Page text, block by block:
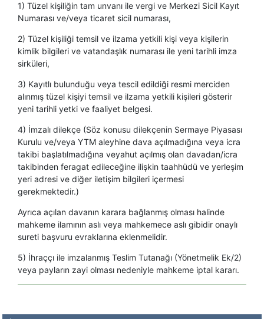
1) Tüzel kişiliğin tam unvanı ile vergi ve Merkezi Sicil Kayıt
Numarası ve/veya ticaret sicil numarası,
2) Tüzel kişiliği temsil ve ilzama yetkili kişi veya kişilerin
kimlik bilgileri ve vatandaşlık numarası ile yeni tarihli imza
sirküleri,
3) Kayıtlı bulunduğu veya tescil edildiği resmi merciden
alınmış tüzel kişiyi temsil ve ilzama yetkili kişileri gösterir
yeni tarihli yetki ve faaliyet belgesi.
4) İmzalı dilekçe (Söz konusu dilekçenin Sermaye Piyasası
Kurulu ve/veya YTM aleyhine dava açılmadığına veya icra
takibi başlatılmadığına veyahut açılmış olan davadan/icra
takibinden feragat edileceğine ilişkin taahhüdü ve yerleşim
yeri adresi ve diğer iletişim bilgileri içermesi
gerekmektedir.)
Ayrıca açılan davanın karara bağlanmış olması halinde
mahkeme ilamının aslı veya mahkemece aslı gibidir onaylı
sureti başvuru evraklarına eklenmelidir.
5) İhraççı ile imzalanmış Teslim Tutanağı (Yönetmelik Ek/2)
veya payların zayi olması nedeniyle mahkeme iptal kararı.